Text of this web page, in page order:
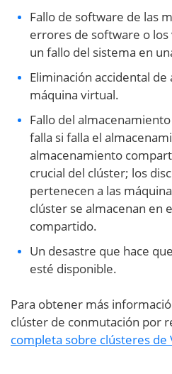
Fallo de software de las
errores de software o
un fallo del sistema en
Eliminación accidental
máquina virtual.
Fallo del
falla si falla el
almacenamiento
crucial del clúster; los
pertenecen a las
clúster se almacenan en
compartido.
Un desastre que hace
esté disponible.
Para obtener más
clúster de conmutación por
completa sobre clústeres de